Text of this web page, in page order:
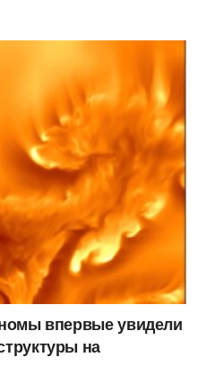
впервые увидели
на